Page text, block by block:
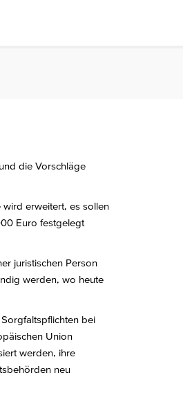
die Vorschläge
erweitert, es sollen
Euro festgelegt
juristischen Person
werden, wo heute
bei
Union
werden, ihre
neu